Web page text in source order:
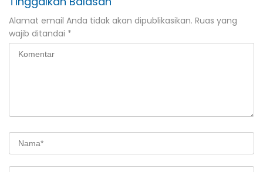
Alamat email Anda tidak akan dipublikasikan. Ruas yang
wajib ditandai *